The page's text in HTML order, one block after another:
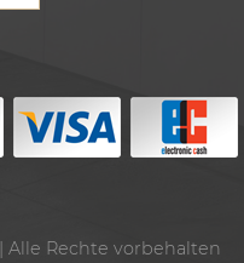
| Alle Rechte vorbehalten